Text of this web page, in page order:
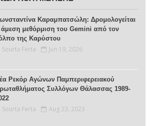
Καραμπατσώλη: Δρομολογείται
μεθόρμιση του Gemini από τον
της Καρύστου
Sourta Ferta Jun 19, 2026
Ρεκόρ Αγώνων Παμπεριφερειακού
Συλλόγων Θάλασσας 1989-
Sourta Ferta Aug 23, 2023